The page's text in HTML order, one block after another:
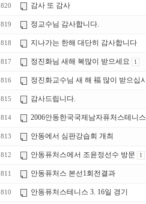
820 감사 또 감사
819 정교수님 감사합니다.
818 지나가는 한해 대단히 감사합니다
817 정진화님 새해 복많이 받으세요 1
816 정진화교수님 새 해 福 많이 받으십
815 감사드립니다.
814 2006안동한국국제남자퓨처스테니스
813 안동에서 심판강습회 개최
812 안동퓨처스에서 조윤정선수 방문 1
811 안동퓨처스 본선1회전결과
810 안동퓨처스테니스 3. 16일 경기